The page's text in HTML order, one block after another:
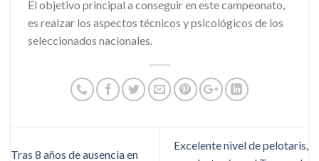
El objetivo principal a conseguir en este campeonato,
es realzar los aspectos técnicos y psicológicos de los
seleccionados nacionales.
Tras 8 años de ausencia en
Excelente nivel de pelotaris,